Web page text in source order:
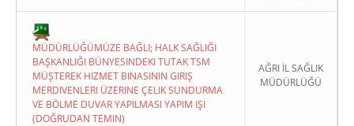
MÜDÜRLÜĞÜMÜZE BAĞLI; HALK SAĞLIĞI
BAŞKANLIĞI BÜNYESINDEKI TUTAK TSM
MÜŞTEREK HIZMET BINASININ GIRIŞ
MERDIVENLERI ÜZERINE ÇELIK SUNDURMA
VE BÖLME DUVAR YAPILMASI YAPIM IŞI
(DOĞRUDAN TEMIN)
AĞRI İL SAĞLIK
MÜDÜRLÜĞÜ